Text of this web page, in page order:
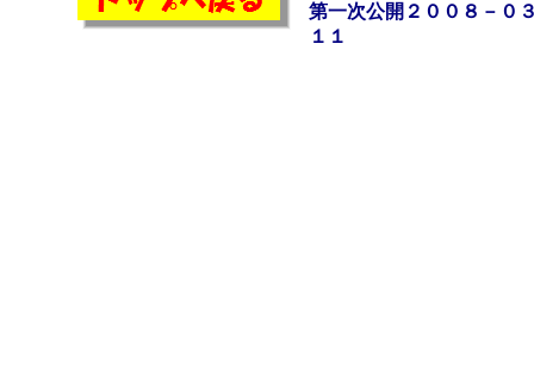
第一次公開２００８－０
１１